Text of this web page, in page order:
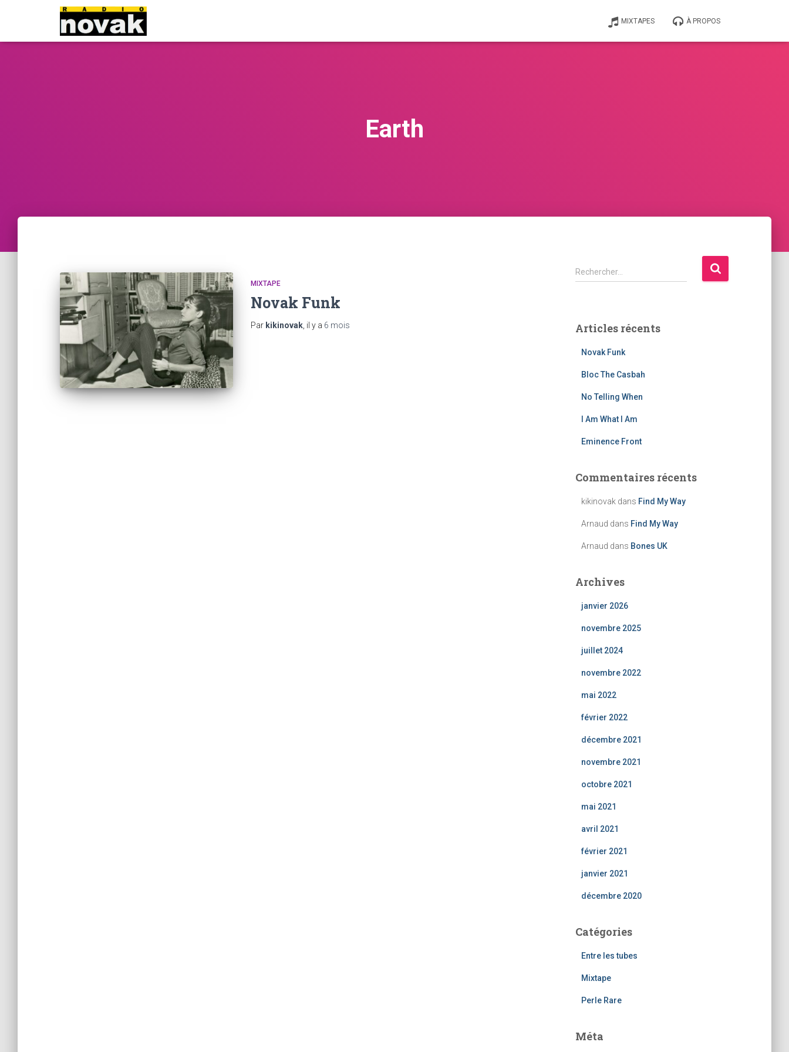
MIXTAPES À PROPOS
Earth
MIXTAPE
Novak Funk
Par kikinovak , il y a 6 mois
R
e
r
Rechercher…
Articles récents
Novak Funk
Bloc The Casbah
No Telling When
I Am What I Am
Eminence Front
Commentaires récents
kikinovakdans Find My Way
Arnaud dans Find My Way
Arnaud dans Bones UK
Archives
janvier 2026
novembre 2025
juillet 2024
novembre 2022
mai 2022
février 2022
décembre 2021
novembre 2021
octobre 2021
mai 2021
avril 2021
février 2021
janvier 2021
décembre 2020
Catégories
Entre les tubes
Mixtape
Perle Rare
Méta